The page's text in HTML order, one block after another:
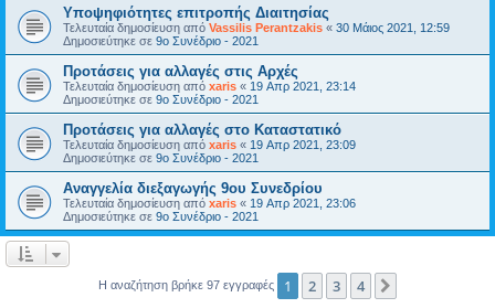
Υποψηφιότητες επιτροπής Διαιτησίας
Τελευταία δημοσίευση από Vassilis Perantzakis « 30 Μάιος 2021, 12:59
Δημοσιεύτηκε σε 9ο Συνέδριο - 2021
Προτάσεις για αλλαγές στις Αρχές
Τελευταία δημοσίευση από xaris « 19 Απρ 2021, 23:14
Δημοσιεύτηκε σε 9ο Συνέδριο - 2021
Προτάσεις για αλλαγές στο Καταστατικό
Τελευταία δημοσίευση από xaris « 19 Απρ 2021, 23:09
Δημοσιεύτηκε σε 9ο Συνέδριο - 2021
Αναγγελία διεξαγωγής 9ου Συνεδρίου
Τελευταία δημοσίευση από xaris « 19 Απρ 2021, 23:06
Δημοσιεύτηκε σε 9ο Συνέδριο - 2021
Η αναζήτηση βρήκε 97 εγγραφές 1 2 3 4